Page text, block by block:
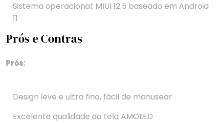
Sistema operacional: MIUI 12.5 baseado em Android
11
Prós e Contras
Prós:
Design leve e ultra fino, fácil de manusear
Excelente qualidade da tela AMOLED